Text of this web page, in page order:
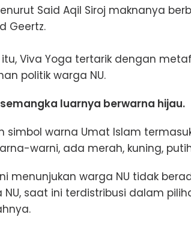
Said Aqil Siroj maknanya
Geertz.
Viva Yoga tertarik dengan
politik warga NU.
luarnya berwarna hijau.
simbol warna Umat Islam
warni, ada merah, kuning,
menunjukan warga NU tidak
saat ini terdistribusi dalam